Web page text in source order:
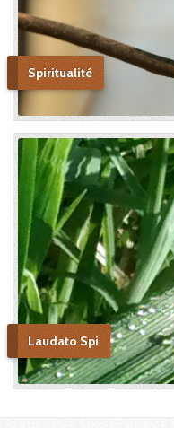
Spiritualité
Laudato Spi